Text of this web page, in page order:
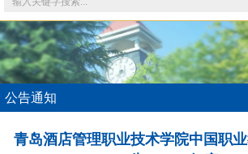
公告通知
青岛酒店管理职业技术学院中国职